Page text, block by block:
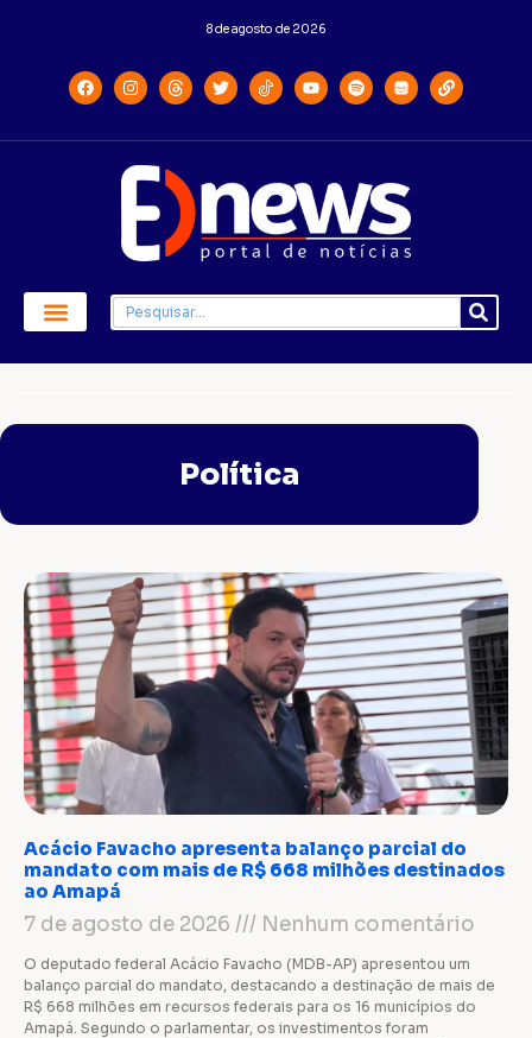
8 de agosto de 2026
Política
Acácio Favacho apresenta balanço parcial do
mandato com mais de R$ 668 milhões destinados
ao Amapá
7 de agosto de 2026 Nenhum comentário
O deputado federal Acácio Favacho (MDB-AP) apresentou um
balanço parcial do mandato, destacando a destinação de mais de
R$ 668 milhões em recursos federais para os 16 municípios do
Amapá. Segundo o parlamentar, os investimentos foram